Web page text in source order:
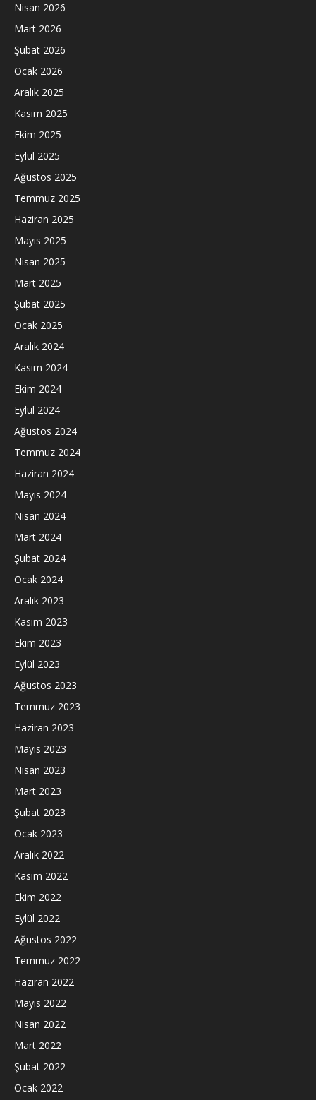
Nisan 2026
Mart 2026
Şubat 2026
Ocak 2026
Aralık 2025
Kasım 2025
Ekim 2025
Eylül 2025
Ağustos 2025
Temmuz 2025
Haziran 2025
Mayıs 2025
Nisan 2025
Mart 2025
Şubat 2025
Ocak 2025
Aralık 2024
Kasım 2024
Ekim 2024
Eylül 2024
Ağustos 2024
Temmuz 2024
Haziran 2024
Mayıs 2024
Nisan 2024
Mart 2024
Şubat 2024
Ocak 2024
Aralık 2023
Kasım 2023
Ekim 2023
Eylül 2023
Ağustos 2023
Temmuz 2023
Haziran 2023
Mayıs 2023
Nisan 2023
Mart 2023
Şubat 2023
Ocak 2023
Aralık 2022
Kasım 2022
Ekim 2022
Eylül 2022
Ağustos 2022
Temmuz 2022
Haziran 2022
Mayıs 2022
Nisan 2022
Mart 2022
Şubat 2022
Ocak 2022